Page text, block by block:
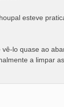
esteve
lo quase ao
a limpar